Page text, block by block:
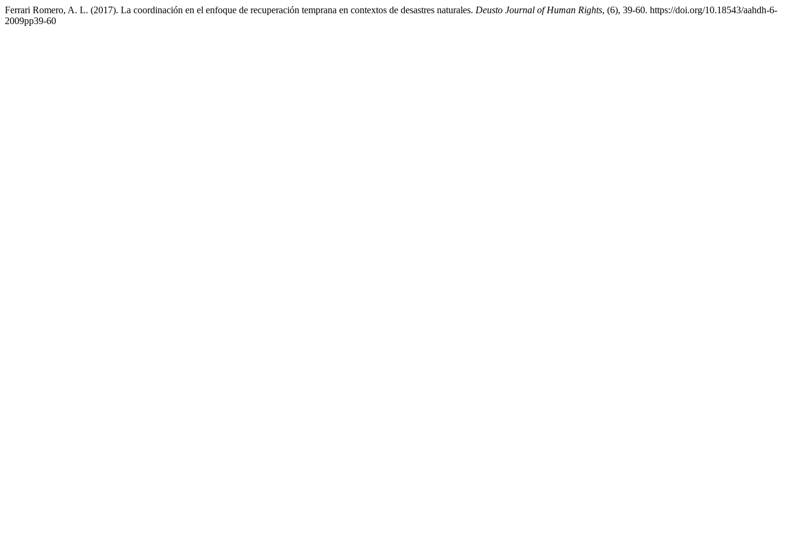
Ferrari Romero, A. L. (2017). La coordinación en el enfoque de recuperación temprana en contextos de desastres naturales. Deusto Journal of Human Rights, (6), 39-60. https://doi.org/10.18543/aahdh-6-
2009pp39-60